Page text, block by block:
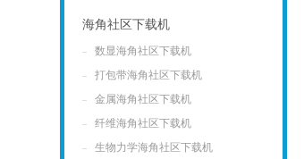
海角社区下载机
数显海角社区下载机
打包带海角社区下载机
金属海角社区下载机
纤维海角社区下载机
生物力学海角社区下载机